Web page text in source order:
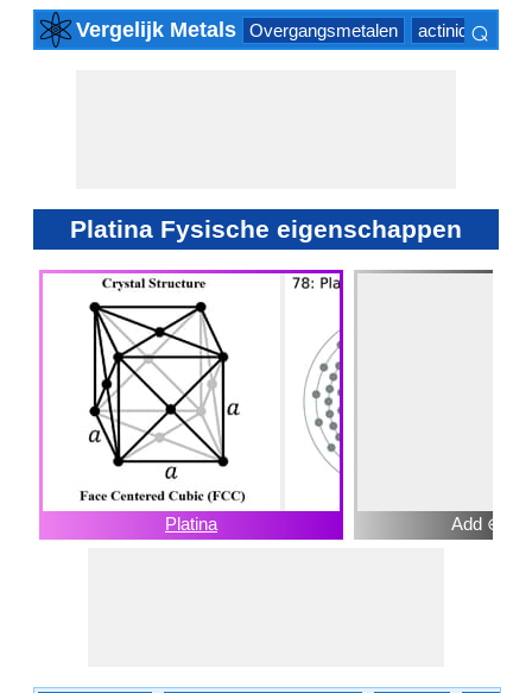
Vergelijk Metals Overgangsmetalen actinide Series
⌕
Platina Fysische eigenschappen
Platina Add ⊕